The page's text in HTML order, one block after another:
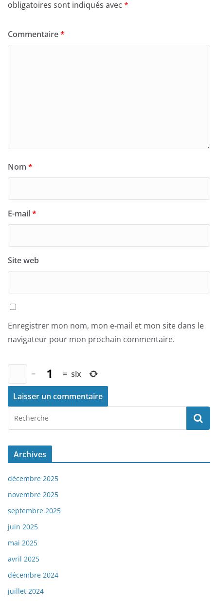
obligatoires sont indiqués avec *
Commentaire*
Nom *
E-mail*
Site web
Enregistrer mon nom, mon e-mail et mon site dans le
navigateur pour mon prochain commentaire.
− = six
Archives
décembre 2025
novembre 2025
septembre 2025
juin 2025
mai 2025
avril 2025
décembre 2024
juillet 2024